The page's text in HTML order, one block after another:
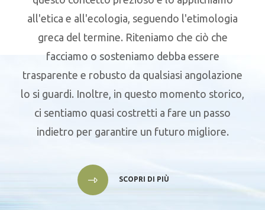
all'etica e all'ecologia, seguendo l'etimologia
greca del termine. Riteniamo che ciò che
facciamo o sosteniamo debba essere
trasparente e robusto da qualsiasi angolazione
lo si guardi. Inoltre, in questo momento storico,
ci sentiamo quasi costretti a fare un passo
indietro per garantire un futuro migliore.
SCOPRI DI PIÙ